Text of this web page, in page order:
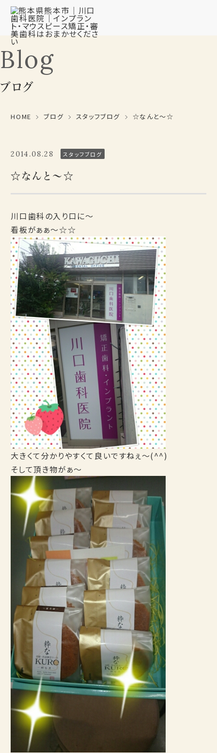
Blog
ブログ
HOME ブログ スタッフブログ ☆なんと～☆
2014.08.28 スタッフブログ
☆なんと～☆
川口歯科の入り口に～
看板がぁぁ～☆☆
大きくて分かりやすくて良いですねぇ～(^^)
そして頂き物がぁ～